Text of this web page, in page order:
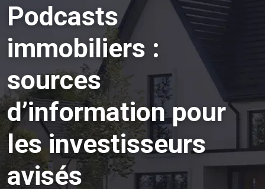
Podcasts
immobiliers :
sources
d’information pour
les investisseurs
avisés